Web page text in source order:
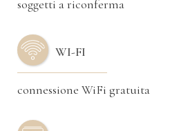
soggetti a riconferma
WI-FI
connessione WiFi gratuita